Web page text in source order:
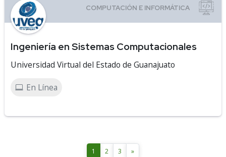
Ingeniería en Sistemas Computacionales
Universidad Virtual del Estado de Guanajuato
En Línea
1 2 3 »